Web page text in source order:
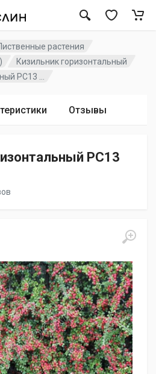
растения
Кизильник горизонтальный
PC13 ...
Отзывы
PC13